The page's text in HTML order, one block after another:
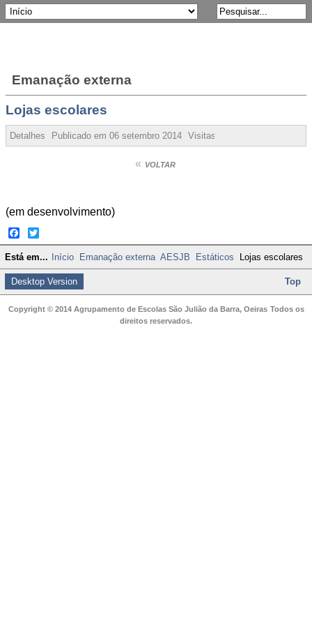
Emanação externa
Lojas escolares
Detalhes Publicado em 06 setembro 2014 Visitas:
« VOLTAR
(em desenvolvimento)
Facebook
Twitter
Está em... Início Emanação externa AESJB Estáticos Lojas escolares
Desktop Version Top
Copyright © 2014 Agrupamento de Escolas São Julião da Barra, Oeiras Todos os
direitos reservados.